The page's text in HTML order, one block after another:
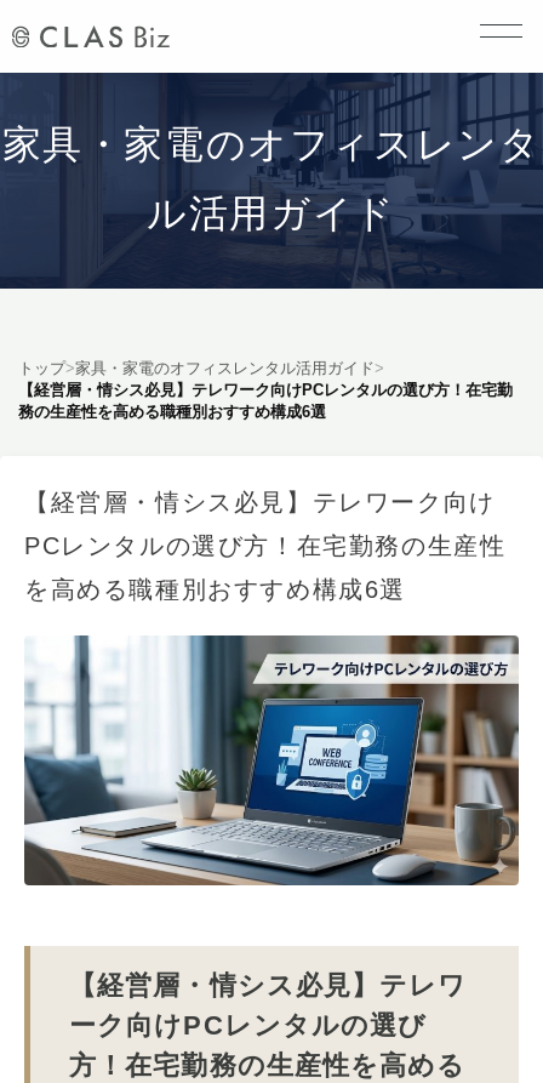
家具・家電のオフィスレンタ
ル活用ガイド
トップ>家具・家電のオフィスレンタル活用ガイド>
【経営層・情シス必見】テレワーク向けPCレンタルの選び方！在宅勤
務の生産性を高める職種別おすすめ構成6選
【経営層・情シス必見】テレワーク向け
PCレンタルの選び方！在宅勤務の生産性
を高める職種別おすすめ構成6選
【経営層・情シス必見】テレワ
ーク向けPCレンタルの選び
方！在宅勤務の生産性を高める